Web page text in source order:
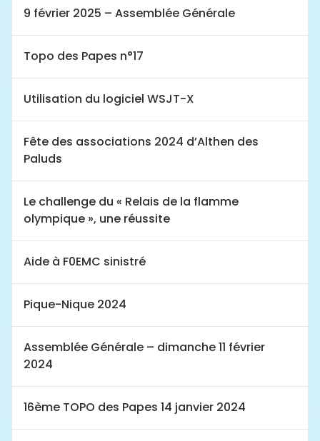
9 février 2025 – Assemblée Générale
Topo des Papes n°17
Utilisation du logiciel WSJT-X
Fête des associations 2024 d’Althen des
Paluds
Le challenge du « Relais de la flamme
olympique », une réussite
Aide à F0EMC sinistré
Pique-Nique 2024
Assemblée Générale – dimanche 11 février
2024
16ème TOPO des Papes 14 janvier 2024